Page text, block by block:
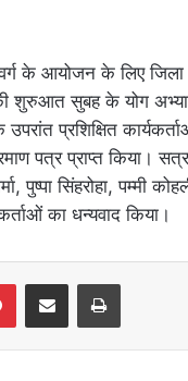
वर्ग के आयोजन के लिए
सुबह के योग
प्रशिक्षित
पत्र प्राप्त किया।
पुष्पा सिंहरोहा, पम्मी
का धन्यवाद किया।
PinterestShare via Email Print